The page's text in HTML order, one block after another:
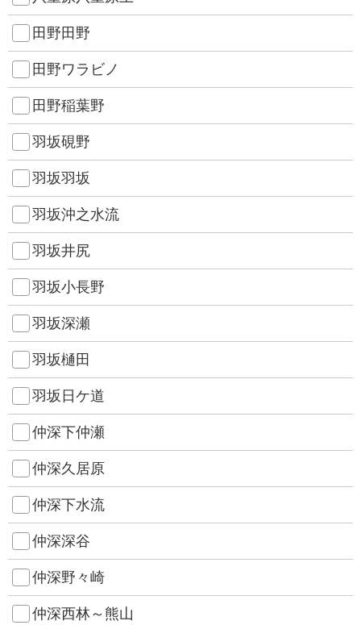
田野田野
田野ワラビノ
田野稲葉野
羽坂硯野
羽坂羽坂
羽坂沖之水流
羽坂井尻
羽坂小長野
羽坂深瀬
羽坂樋田
羽坂日ケ道
仲深下仲瀬
仲深久居原
仲深下水流
仲深深谷
仲深野々崎
仲深西林～熊山